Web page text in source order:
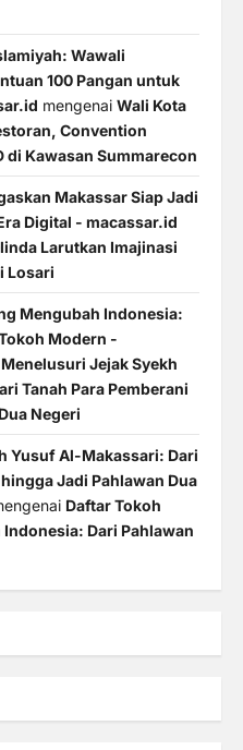
Wawali
100 Pangan untuk
mengenai Wali Kota
Convention
di Kawasan Summarecon
Makassar Siap Jadi
Digital - macassar.id
Larutkan Imajinasi
Losari
Mengubah Indonesia:
Modern -
Menelusuri Jejak Syekh
Tanah Para Pemberani
Negeri
Yusuf Al-Makassari: Dari
Jadi Pahlawan Dua
Daftar Tokoh
Dari Pahlawan